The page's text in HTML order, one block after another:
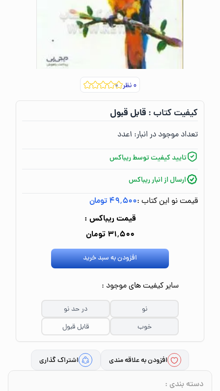
۰نظر
کیفیت کتاب :‌ قابل قبول
تعداد موجود در انبار:‌ ۱عدد
تایید کیفیت توسط ریباکس
ارسال از انبار ریباکس
قیمت نو این کتاب :۴۹٬۵۰۰ تومان
قیمت ریباکس :
۳۱٬۵۰۰ تومان
افزودن به سبد خرید
سایر کیفیت های موجود :
نو
در حد نو
خوب
قابل قبول
افزودن به علاقه مندی اشتراک گذاری
دسته بندی :